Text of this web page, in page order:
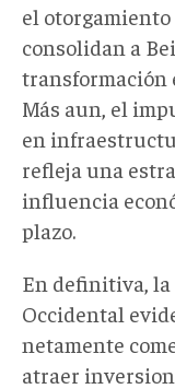
el
consolidan a
transformación
Más aun, el
en
refleja una
influencia
plazo.
En definitiva, la
Occidental
netamente
atraer